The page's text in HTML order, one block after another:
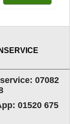
07082
01520 675